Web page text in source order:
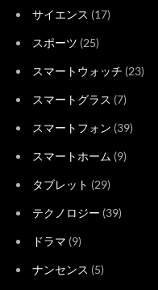
サイエンス (17)
スポーツ (25)
スマートウォッチ (23)
スマートグラス (7)
スマートフォン (39)
スマートホーム (9)
タブレット (29)
テクノロジー (39)
ドラマ (9)
ナンセンス (5)